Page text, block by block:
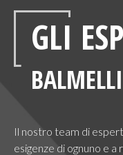
GLI
Il nostro team di
esigenze di ognuno e